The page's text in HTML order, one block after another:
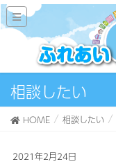
相談したい
HOME 相談したい
2021年2月24日